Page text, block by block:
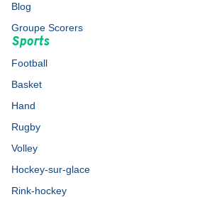
Blog
Groupe Scorers
Sports
Football
Basket
Hand
Rugby
Volley
Hockey-sur-glace
Rink-hockey